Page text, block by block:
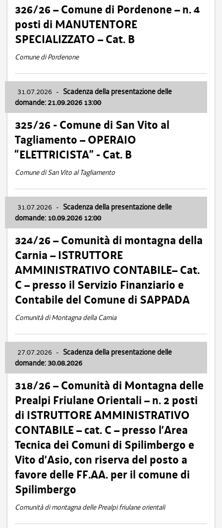
326/26 – Comune di Pordenone – n. 4
posti di MANUTENTORE
SPECIALIZZATO – Cat. B
Comune di Pordenone
31.07.2026 - Scadenza della presentazione delle
domande: 21.09.2026 13:00
325/26 - Comune di San Vito al
Tagliamento – OPERAIO
“ELETTRICISTA” - Cat. B
Comune di San Vito al Tagliamento
31.07.2026 - Scadenza della presentazione delle
domande: 10.09.2026 12:00
324/26 – Comunità di montagna della
Carnia – ISTRUTTORE
AMMINISTRATIVO CONTABILE– Cat.
C – presso il Servizio Finanziario e
Contabile del Comune di SAPPADA
Comunità di Montagna della Carnia
27.07.2026 - Scadenza della presentazione delle
domande: 30.08.2026
318/26 – Comunità di Montagna delle
Prealpi Friulane Orientali – n. 2 posti
di ISTRUTTORE AMMINISTRATIVO
CONTABILE – cat. C – presso l’Area
Tecnica dei Comuni di Spilimbergo e
Vito d’Asio, con riserva del posto a
favore delle FF.AA. per il comune di
Spilimbergo
Comunità di montagna delle Prealpi friulane orientali